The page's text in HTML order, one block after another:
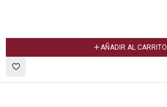
AÑADIR AL CARRITO